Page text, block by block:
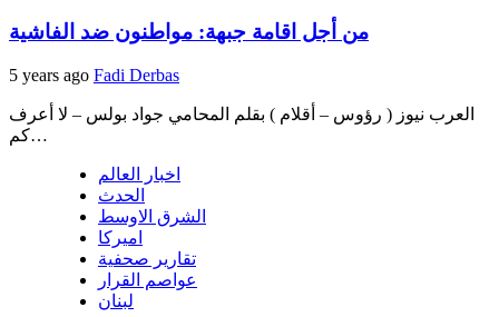
من أجل اقامة جبهة: مواطنون ضد الفاشية
5 years ago Fadi Derbas
العرب نيوز ( رؤوس – أقلام ) بقلم المحامي جواد بولس – لا أعرف
كم…
اخبار العالم
الحدث
الشرق الاوسط
اميركا
تقارير صحفية
عواصم القرار
لبنان